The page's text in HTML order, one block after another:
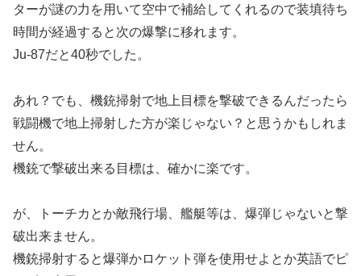
ターが謎の力を用いて空中で補給してくれるので装填待ち
時間が経過すると次の爆撃に移れます。
Ju-87だと40秒でした。
あれ？でも、機銃掃射で地上目標を撃破できるんだったら
戦闘機で地上掃射した方が楽じゃない？と思うかもしれま
せん。
機銃で撃破出来る目標は、確かに楽です。
が、トーチカとか敵飛行場、艦艇等は、爆弾じゃないと撃
破出来ません。
機銃掃射すると爆弾かロケット弾を使用せよとか英語でピ